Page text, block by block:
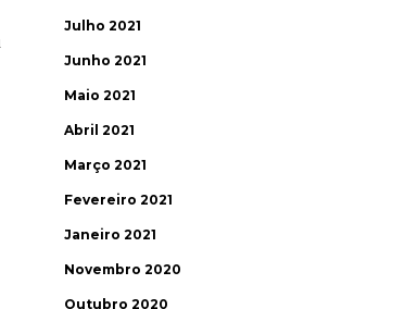
Julho 2021
Junho 2021
Maio 2021
Abril 2021
Março 2021
Fevereiro 2021
Janeiro 2021
Novembro 2020
Outubro 2020